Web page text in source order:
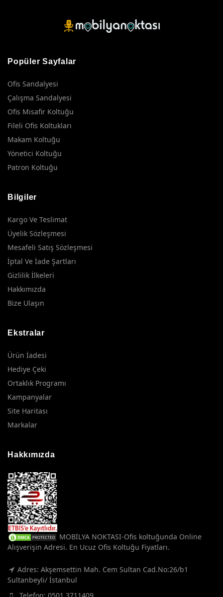
Popüler Sayfalar
Ofis Sandalyesi
Çalışma Sandalyesi
Ofis Misafir Koltuğu
Fileli Ofis Koltukları
Makam Koltuğu
Yönetici Koltuğu
Patron Koltuğu
Bilgiler
Kargo Ve Teslimat
Üyelik Sözleşmesi
Mesafeli Satış Sözleşmesi
İptal Ve İade Şartları
Gizlilik İlkeleri
Hakkımızda
Bize Ulaşın
Ekstralar
Ürün İadesi
Hediye Çeki
Ortaklık Programı
Kampanyalar
Site Haritası
Markalar
Hakkımızda
MOBİLYA NOKTASI-Ofis koltuğunda Online
Alışverişin Adresi. En Ucuz Ofis Koltuğu Fiyatları.
Adres: Akşemsettin Mah. Cem Sultan Cad.No:26/b1
Sultanbeyli/ İstanbul